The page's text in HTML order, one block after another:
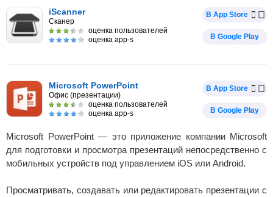
iScanner
Сканер
оценка пользователей
оценка app-s
В App Store
В Google Play
Microsoft PowerPoint
Офис (презентации)
оценка пользователей
оценка app-s
В App Store
В Google Play
Microsoft PowerPoint — это приложение компании Microsoft
для подготовки и просмотра презентаций непосредственно с
мобильных устройств под управлением iOS или Android.
Просматривать, создавать или редактировать презентации с